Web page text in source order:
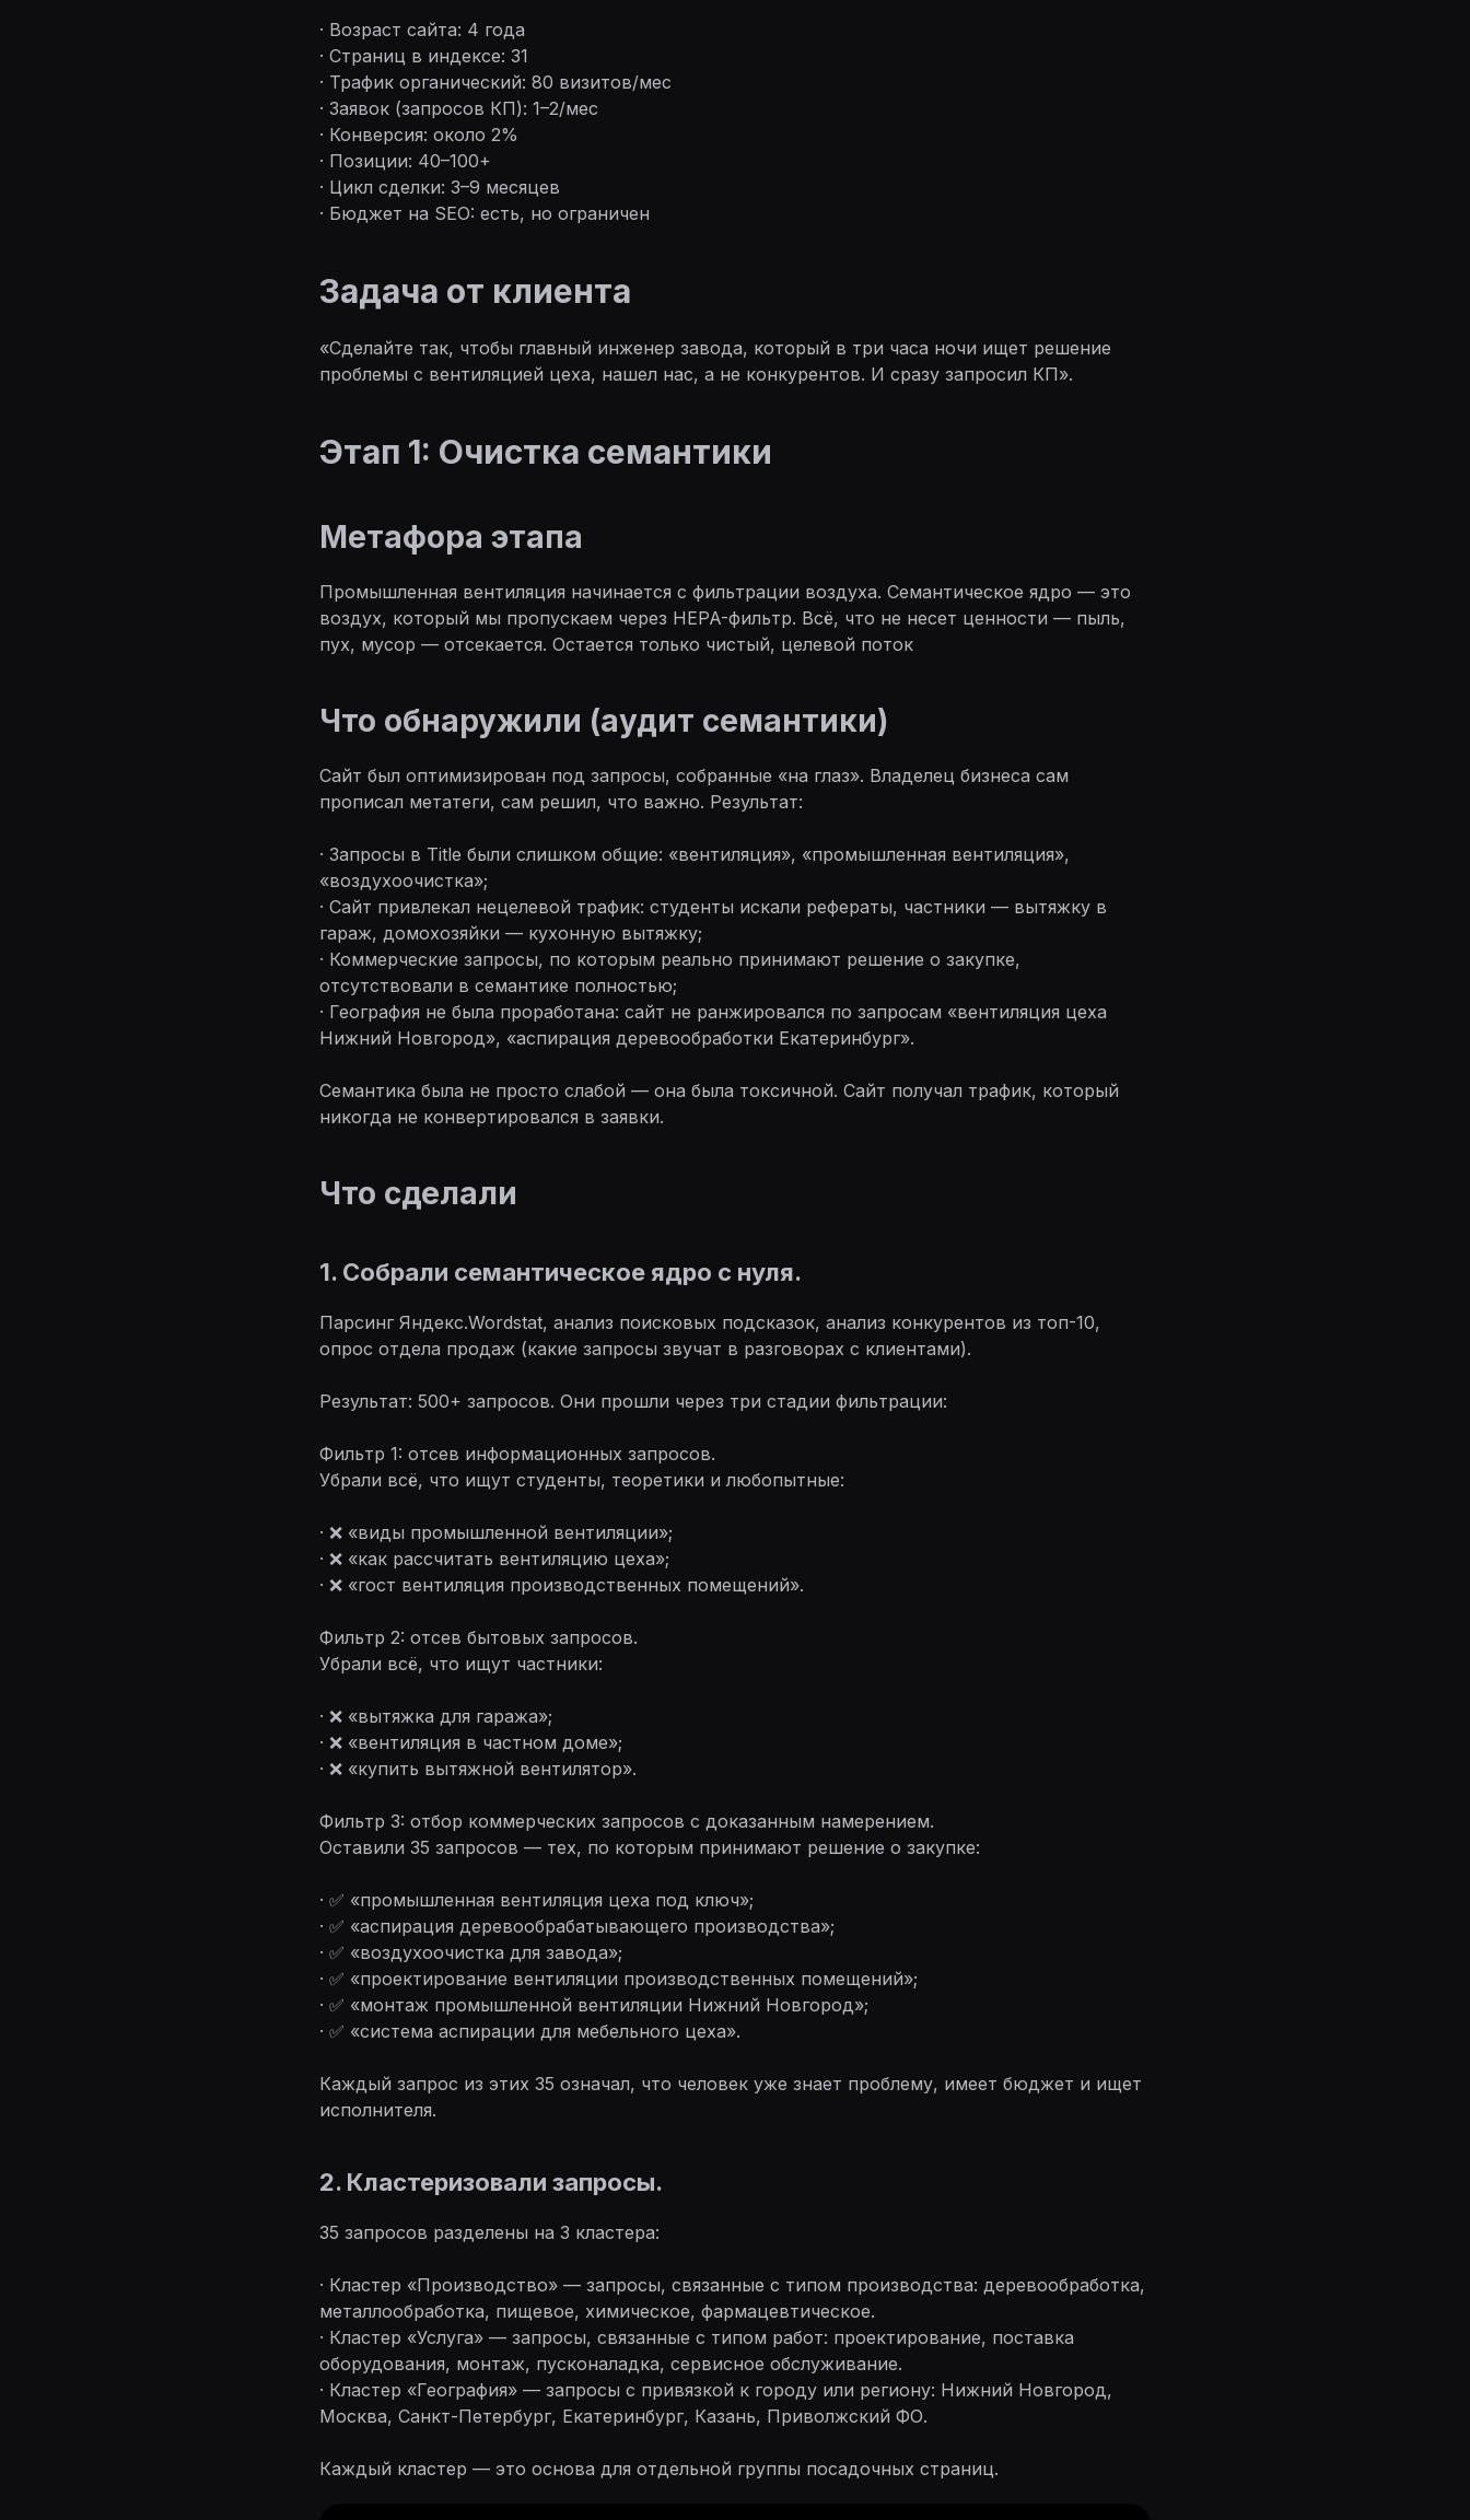
· Возраст сайта: 4 года
· Страниц в индексе: 31
· Трафик органический: 80 визитов/мес
· Заявок (запросов КП): 1–2/мес
· Конверсия: около 2%
· Позиции: 40–100+
· Цикл сделки: 3–9 месяцев
· Бюджет на SEO: есть, но ограничен
Задача от клиента
«Сделайте так, чтобы главный инженер завода, который в три часа ночи ищет решение
проблемы с вентиляцией цеха, нашел нас, а не конкурентов. И сразу запросил КП».
Этап 1: Очистка семантики
Метафора этапа
Промышленная вентиляция начинается с фильтрации воздуха. Семантическое ядро — это
воздух, который мы пропускаем через HEPA-фильтр. Всё, что не несет ценности — пыль,
пух, мусор — отсекается. Остается только чистый, целевой поток
Что обнаружили (аудит семантики)
Сайт был оптимизирован под запросы, собранные «на глаз». Владелец бизнеса сам
прописал метатеги, сам решил, что важно. Результат:
· Запросы в Title были слишком общие: «вентиляция», «промышленная вентиляция»,
«воздухоочистка»;
· Сайт привлекал нецелевой трафик: студенты искали рефераты, частники — вытяжку в
гараж, домохозяйки — кухонную вытяжку;
· Коммерческие запросы, по которым реально принимают решение о закупке,
отсутствовали в семантике полностью;
· География не была проработана: сайт не ранжировался по запросам «вентиляция цеха
Нижний Новгород», «аспирация деревообработки Екатеринбург».
Семантика была не просто слабой — она была токсичной. Сайт получал трафик, который
никогда не конвертировался в заявки.
Что сделали
1. Собрали семантическое ядро с нуля.
Парсинг Яндекс.Wordstat, анализ поисковых подсказок, анализ конкурентов из топ-10,
опрос отдела продаж (какие запросы звучат в разговорах с клиентами).
Результат: 500+ запросов. Они прошли через три стадии фильтрации:
Фильтр 1: отсев информационных запросов.
Убрали всё, что ищут студенты, теоретики и любопытные:
· ❌ «виды промышленной вентиляции»;
· ❌ «как рассчитать вентиляцию цеха»;
· ❌ «гост вентиляция производственных помещений».
Фильтр 2: отсев бытовых запросов.
Убрали всё, что ищут частники:
· ❌ «вытяжка для гаража»;
· ❌ «вентиляция в частном доме»;
· ❌ «купить вытяжной вентилятор».
Фильтр 3: отбор коммерческих запросов с доказанным намерением.
Оставили 35 запросов — тех, по которым принимают решение о закупке:
· ✅ «промышленная вентиляция цеха под ключ»;
· ✅ «аспирация деревообрабатывающего производства»;
· ✅ «воздухоочистка для завода»;
· ✅ «проектирование вентиляции производственных помещений»;
· ✅ «монтаж промышленной вентиляции Нижний Новгород»;
· ✅ «система аспирации для мебельного цеха».
Каждый запрос из этих 35 означал, что человек уже знает проблему, имеет бюджет и ищет
исполнителя.
2. Кластеризовали запросы.
35 запросов разделены на 3 кластера:
· Кластер «Производство» — запросы, связанные с типом производства: деревообработка,
металлообработка, пищевое, химическое, фармацевтическое.
· Кластер «Услуга» — запросы, связанные с типом работ: проектирование, поставка
оборудования, монтаж, пусконаладка, сервисное обслуживание.
· Кластер «География» — запросы с привязкой к городу или региону: Нижний Новгород,
Москва, Санкт-Петербург, Екатеринбург, Казань, Приволжский ФО.
Каждый кластер — это основа для отдельной группы посадочных страниц.